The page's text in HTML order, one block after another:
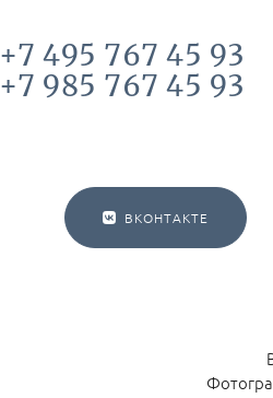
+7 495 767 45 93
+7 985 767 45 93
ВКОНТАКТЕ